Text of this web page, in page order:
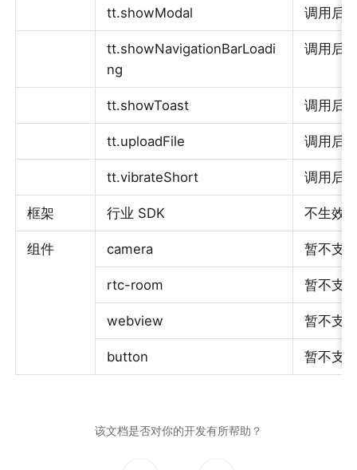
tt.showModal 调用后
tt.showNavigationBarLoadi
ng
调用后
tt.showToast 调用后
tt.uploadFile 调用后
tt.vibrateShort 调用后
框架 行业 SDK 不生效
组件 camera 暂不支
rtc-room 暂不支
webview 暂不支
button 暂不支
该文档是否对你的开发有所帮助？